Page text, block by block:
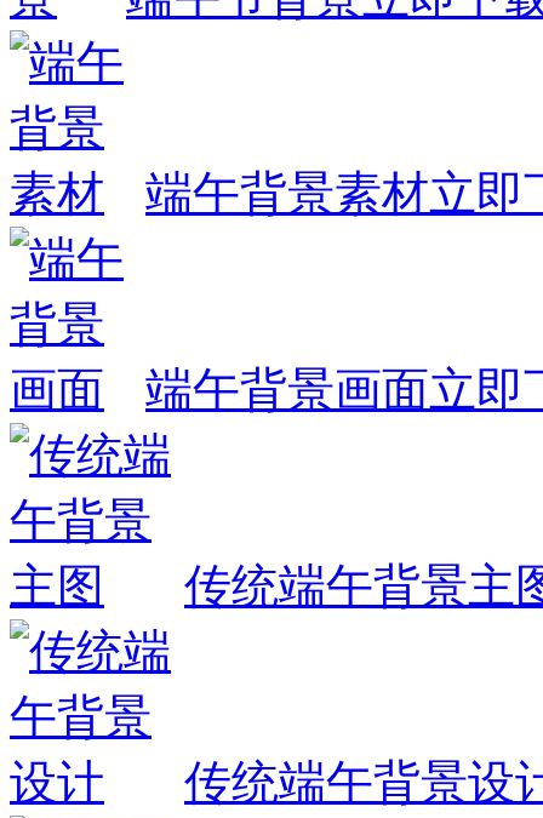
端午背景素材立即
端午背景画面立即
传统端午背景主
传统端午背景设